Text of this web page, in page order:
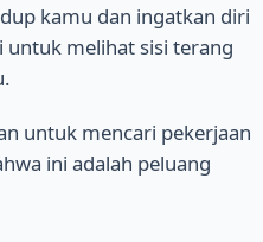
kamu dan ingatkan diri
untuk melihat sisi terang
untuk mencari pekerjaan
ini adalah peluang